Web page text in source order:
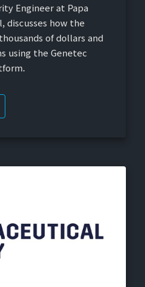
Engineer at Papa
discusses how the
of dollars and
using the Genetec